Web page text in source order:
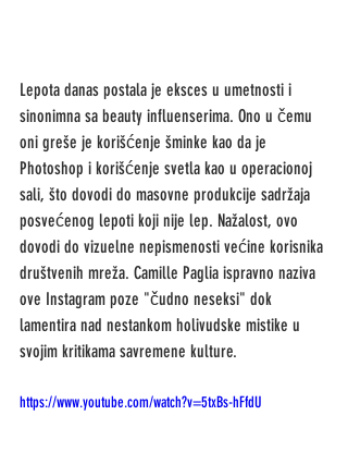
Lepota danas postala je eksces u umetnosti i
sinonimna sa beauty influenserima. Ono u čemu
oni greše je korišćenje šminke kao da je
Photoshop i korišćenje svetla kao u operacionoj
sali, što dovodi do masovne produkcije sadržaja
posvećenog lepoti koji nije lep. Nažalost, ovo
dovodi do vizuelne nepismenosti većine korisnika
društvenih mreža. Camille Paglia ispravno naziva
ove Instagram poze "čudno neseksi" dok
lamentira nad nestankom holivudske mistike u
svojim kritikama savremene kulture.
https://www.youtube.com/watch?v=5txBs-hFfdU